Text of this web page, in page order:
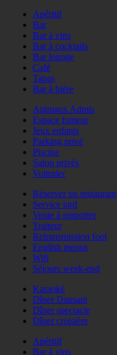
Apéritif
Bar
Bar à vins
Bar à cocktails
Bar lounge
Café
Tapas
Bar à bière
Animaux Admis
Espace fumeur
Jeux enfants
Parking privé
Piscine
Salon privés
Voiturier
Réserver un restaurant
Service tard
Vente à emporter
Traiteur
Retransmission foot
English menus
Wifi
Séjours week-end
Karaoké
Dîner Dansant
Dîner spectacle
Dîner croisière
Apéritif
Bar à vins